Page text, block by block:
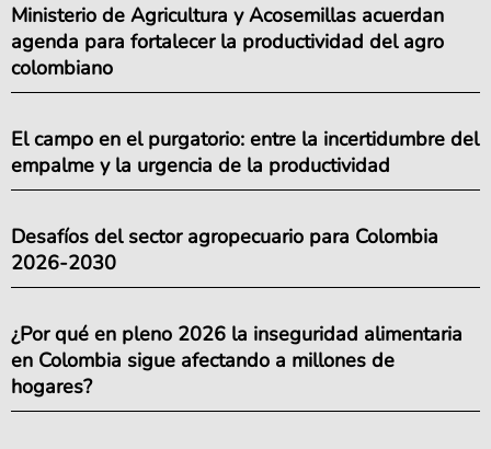
Ministerio de Agricultura y Acosemillas acuerdan
agenda para fortalecer la productividad del agro
colombiano
El campo en el purgatorio: entre la incertidumbre del
empalme y la urgencia de la productividad
Desafíos del sector agropecuario para Colombia
2026-2030
¿Por qué en pleno 2026 la inseguridad alimentaria
en Colombia sigue afectando a millones de
hogares?